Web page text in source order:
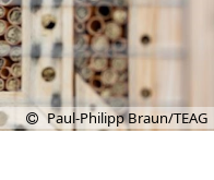
Paul-Philipp Braun/TEAG